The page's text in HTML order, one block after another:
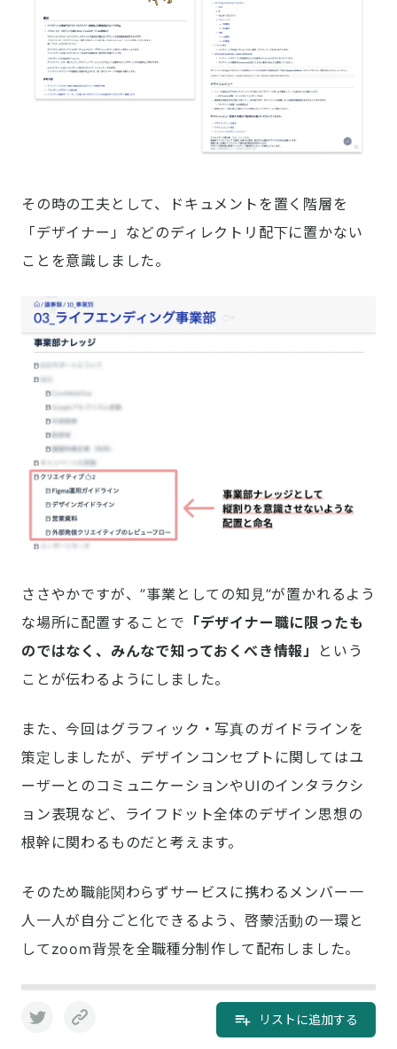
その時の工夫として、ドキュメントを置く階層を
「デザイナー」などのディレクトリ配下に置かない
ことを意識しました。
ささやかですが、”事業としての知見”が置かれるよう
な場所に配置することで 「デザイナー職に限ったも
のではなく、みんなで知っておくべき情報」
という
ことが伝わるようにしました。
また、今回はグラフィック・写真のガイドラインを
策定しましたが、デザインコンセプトに関してはユ
ーザーとのコミュニケーションやUIのインタラクシ
ョン表現など、ライフドット全体のデザイン思想の
根幹に関わるものだと考えます。
そのため職能関わらずサービスに携わるメンバー一
人一人が自分ごと化できるよう、啓蒙活動の一環と
してzoom背景を全職種分制作して配布しました。
リストに追加する